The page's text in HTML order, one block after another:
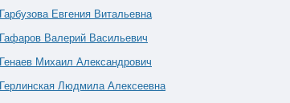
Гарбузова Евгения Витальевна
Гафаров Валерий Васильевич
Генаев Михаил Александрович
Герлинская Людмила Алексеевна